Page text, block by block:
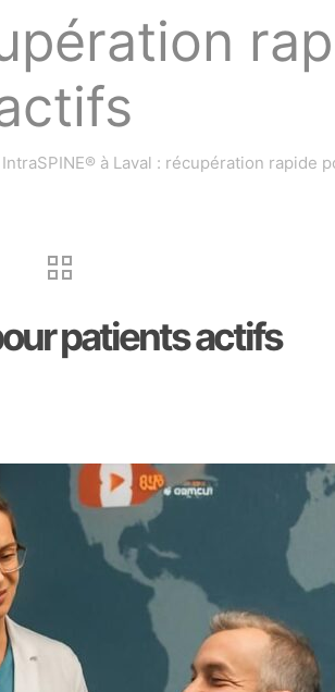
IntraSPINE® à Laval : récupération rapide
patients actifs